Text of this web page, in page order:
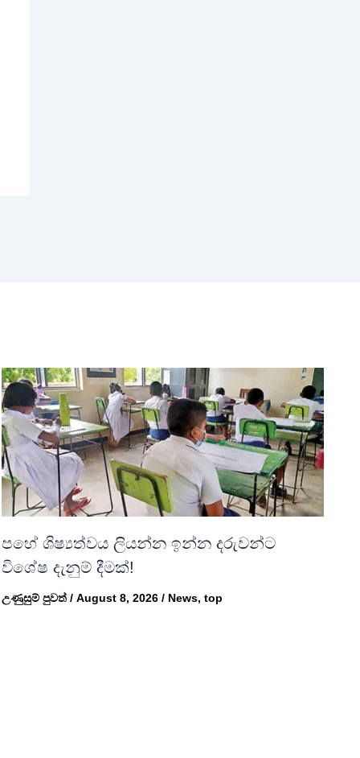
පහේ ශිෂ්‍යත්වය ලියන්න ඉන්න දරුවන්ට
විශේෂ දැනුම් දීමක්!
උණුසුම් පුවත්/ August 8, 2026 / News, top